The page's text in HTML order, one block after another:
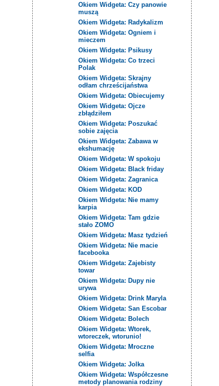
Okiem Widgeta: Czy panowie
muszą
Okiem Widgeta: Radykalizm
Okiem Widgeta: Ogniem i
mieczem
Okiem Widgeta: Psikusy
Okiem Widgeta: Co trzeci
Polak
Okiem Widgeta: Skrajny
odłam chrześcijaństwa
Okiem Widgeta: Obiecujemy
Okiem Widgeta: Ojcze
zbłądziłem
Okiem Widgeta: Poszukać
sobie zajęcia
Okiem Widgeta: Zabawa w
ekshumację
Okiem Widgeta: W spokoju
Okiem Widgeta: Black friday
Okiem Widgeta: Zagranica
Okiem Widgeta: KOD
Okiem Widgeta: Nie mamy
karpia
Okiem Widgeta: Tam gdzie
stało ZOMO
Okiem Widgeta: Masz tydzień
Okiem Widgeta: Nie macie
facebooka
Okiem Widgeta: Zajebisty
towar
Okiem Widgeta: Dupy nie
urywa
Okiem Widgeta: Drink Maryla
Okiem Widgeta: San Escobar
Okiem Widgeta: Bolech
Okiem Widgeta: Wtorek,
wtoreczek, wtorunio!
Okiem Widgeta: Mroczne
selfia
Okiem Widgeta: Jolka
Okiem Widgeta: Współczesne
metody planowania rodziny